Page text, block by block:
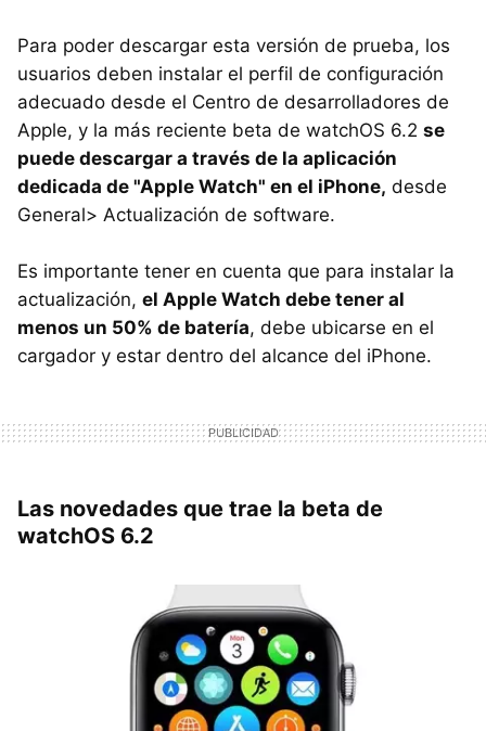
Para poder descargar esta versión de prueba, los
usuarios deben instalar el perfil de configuración
adecuado desde el Centro de desarrolladores de
Apple, y la más reciente beta de watchOS 6.2 se
puede descargar a través de la aplicación
dedicada de "Apple Watch" en el iPhone, desde
General> Actualización de software.
Es importante tener en cuenta que para instalar la
actualización, el ‌‌‌‌‌Apple Watch‌‌‌‌‌ debe tener al
menos un 50% de batería, debe ubicarse en el
cargador y estar dentro del alcance del ‌‌‌‌iPhone‌‌‌‌.
Las novedades que trae la beta de
watchOS 6.2